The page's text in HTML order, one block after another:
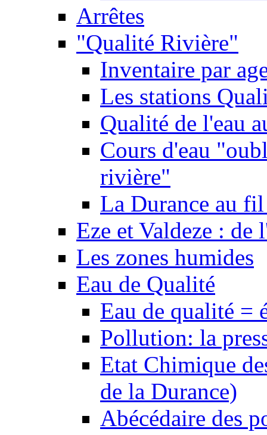
Arrêtes
"Qualité Rivière"
Inventaire par
Les stations
Qualité de l'eau
Cours d'eau
rivière"
La Durance au
Eze et Valdeze : de
Les zones humides
Eau de Qualité
Eau de qualité =
Pollution: la
Etat Chimique
de la Durance)
Abécédaire des